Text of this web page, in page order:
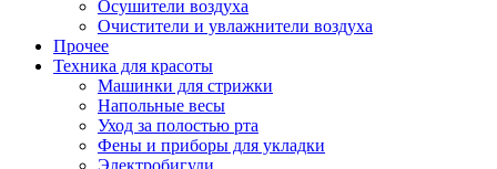
Осушители воздуха
Очистители и увлажнители воздуха
Прочее
Техника для красоты
Машинки для стрижки
Напольные весы
Уход за полостью рта
Фены и приборы для укладки
Электробигуди